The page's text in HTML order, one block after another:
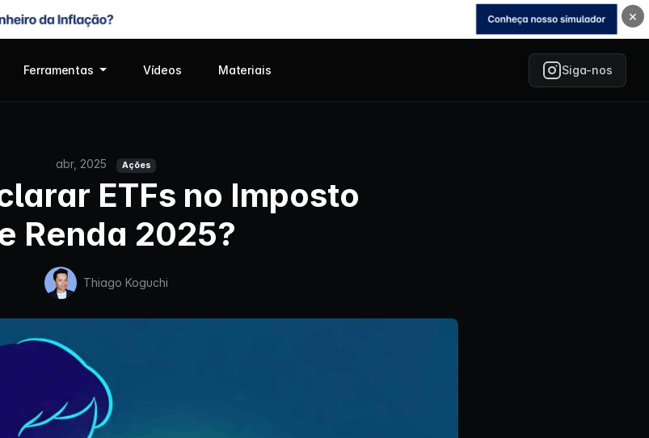
×
Ferramentas Vídeos Materiais Siga-nos
abr, 2025 Ações
ETFs no Imposto
Renda 2025?
Thiago Koguchi